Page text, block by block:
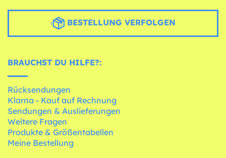
BESTELLUNG VERFOLGEN
BRAUCHST DU HILFE?:
Rücksendungen
Klarna - Kauf auf Rechnung
Sendungen & Auslieferungen
Weitere Fragen
Produkte & Größentabellen
Meine Bestellung